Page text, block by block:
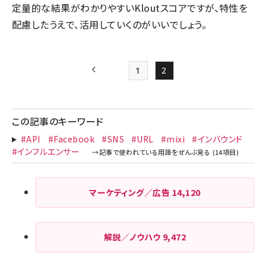
定量的な結果がわかりやすいKloutスコアですが、特性を
配慮したうえで、活用していくのがいいでしょう。
送
り
前ページ Page
1
Page
2
この記事のキーワード
#API #Facebook #SNS #URL #mixi
#インバウンド
#インフルエンサー
マーケティング／広告 14,120
解説／ノウハウ 9,472